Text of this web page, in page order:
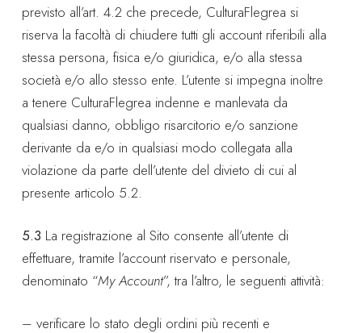
previsto all’art. 4.2 che precede, CulturaFlegrea si
riserva la facoltà di chiudere tutti gli account riferibili alla
stessa persona, fisica e/o giuridica, e/o alla stessa
società e/o allo stesso ente. L’utente si impegna inoltre
a tenere CulturaFlegrea indenne e manlevata da
qualsiasi danno, obbligo risarcitorio e/o sanzione
derivante da e/o in qualsiasi modo collegata alla
violazione da parte dell’utente del divieto di cui al
presente articolo 5.2.
5.3 La registrazione al Sito consente all’utente di
effettuare, tramite l’account riservato e personale,
denominato “My Account”, tra l’altro, le seguenti attività:
– verificare lo stato degli ordini più recenti e